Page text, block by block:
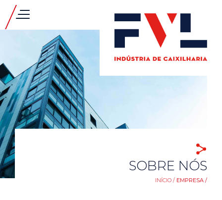
SOBRE NÓS
INÍCIO / EMPRESA /